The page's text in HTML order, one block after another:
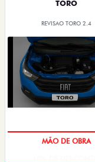
TORO
REVISAO TORO 2.4
MÃO DE OBRA